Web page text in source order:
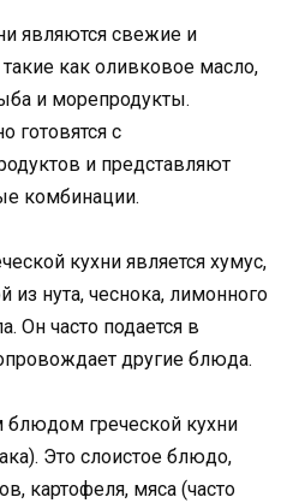
являются свежие и
как оливковое масло,
и морепродукты.
готовятся с
и представляют
комбинации.
кухни является хумус,
из нута, чеснока, лимонного
Он часто подается в
другие блюда.
греческой кухни
Это слоистое блюдо,
картофеля, мяса (часто